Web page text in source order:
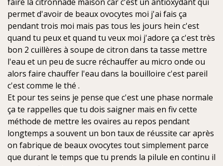
permet d'avoir de beaux ovocytes moi j'ai fais ça
pendant trois moi mais pas tous les jours hein c'est
quand tu peux et quand tu veux moi j'adore ça c'est très
bon 2 cuillères à soupe de citron dans ta tasse mettre
l'eau et un peu de sucre réchauffer au micro onde ou
alors faire chauffer l'eau dans la bouilloire c'est pareil
c'est comme le thé .
Et pour tes seins je pense que c'est une phase normale
ça te rappelles que tu dois saigner mais en fiv cette
méthode de mettre les ovaires au repos pendant
longtemps a souvent un bon taux de réussite car après
on fabrique de beaux ovocytes tout simplement parce
que durant le temps que tu prends la pilule en continu il